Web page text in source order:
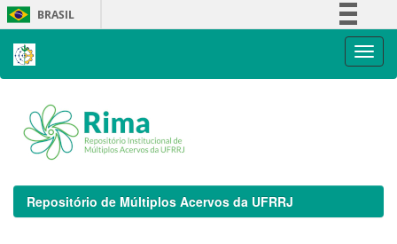
Skip
navigation
BRASIL
Repositório de Múltiplos Acervos da UFRRJ